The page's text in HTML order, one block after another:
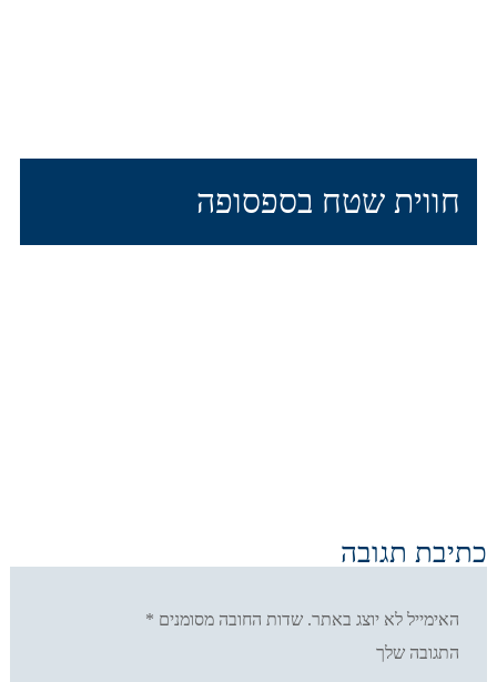
חווית שטח בספסופה
כתיבת תגובה
האימייל לא יוצג באתר. שדות החובה מסומנים *
התגובה שלך